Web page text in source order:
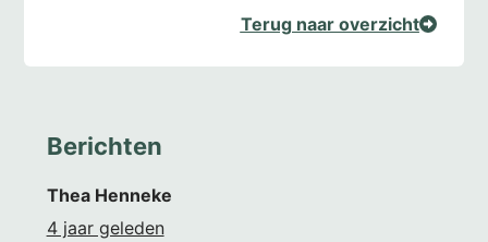
Terug naar overzicht
Berichten
Thea Henneke
4 jaar geleden